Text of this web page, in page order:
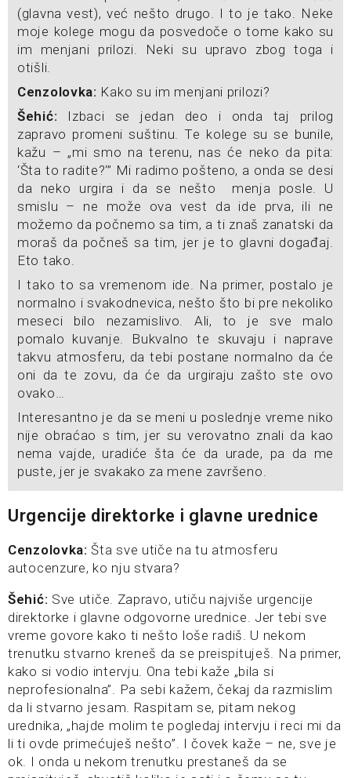
(glavna vest), već nešto drugo. I to je tako. Neke
moje kolege mogu da posvedoče o tome kako su
im menjani prilozi. Neki su upravo zbog toga i
otišli.
Cenzolovka: Kako su im menjani prilozi?
Šehić: Izbaci se jedan deo i onda taj prilog
zapravo promeni suštinu. Te kolege su se bunile,
kažu – „mi smo na terenu, nas će neko da pita:
‘Šta to radite?‘” Mi radimo pošteno, a onda se desi
da neko urgira i da se nešto menja posle. U
smislu – ne može ova vest da ide prva, ili ne
možemo da počnemo sa tim, a ti znaš zanatski da
moraš da počneš sa tim, jer je to glavni događaj.
Eto tako.
I tako to sa vremenom ide. Na primer, postalo je
normalno i svakodnevica, nešto što bi pre nekoliko
meseci bilo nezamislivo. Ali, to je sve malo
pomalo kuvanje. Bukvalno te skuvaju i naprave
takvu atmosferu, da tebi postane normalno da će
oni da te zovu, da će da urgiraju zašto ste ovo
ovako…
Interesantno je da se meni u poslednje vreme niko
nije obraćao s tim, jer su verovatno znali da kao
nema vajde, uradiće šta će da urade, pa da me
puste, jer je svakako za mene završeno.
Urgencije direktorke i glavne urednice
Cenzolovka:Šta sve utiče na tu atmosferu
autocenzure, ko nju stvara?
Šehić: Sve utiče. Zapravo, utiču najviše urgencije
direktorke i glavne odgovorne urednice. Jer tebi sve
vreme govore kako ti nešto loše radiš. U nekom
trenutku stvarno kreneš da se preispituješ. Na primer,
kako si vodio intervju. Ona tebi kaže „bila si
neprofesionalna”. Pa sebi kažem, čekaj da razmislim
da li stvarno jesam. Raspitam se, pitam nekog
urednika, „hajde molim te pogledaj intervju i reci mi da
li ti ovde primećuješ nešto”. I čovek kaže – ne, sve je
ok. I onda u nekom trenutku prestaneš da se